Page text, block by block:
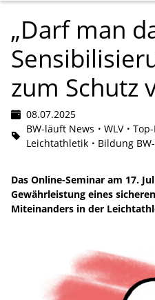
„Darf man
zum Schutz
08.07.2025
BW-läuft News
WLV
Leichtathletik
Bildung
Das Online-Seminar am 17.
Gewährleistung eines
Miteinanders in der